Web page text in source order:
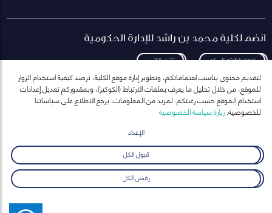
انضم لكلية محمد بن راشد للإدارة الحكومية
لمعاودة الاتصال بكم تنزيل الكتيب
انضم إلى قائمة مراسلاتنا
ارسال
لتقديم محتوى يناسب اهتماماتكم، وتطوير إدارة موقع الكلية، نرصد كيفية استخدام الزوار
للموقع، من خلال تحليل ما يعرف بملفات الارتباط (الكوكيز)، وبمقدوركم تعديل إعدادات
استخدام الموقع حسب رغبتكم. لمزيد من المعلومات، يرجع الاطلاع على سياساتنا
للخصوصية.زيارة سياسة الخصوصية
الإعداد
قبول الكل
رفض الكل